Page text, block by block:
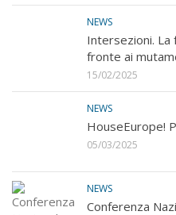
NEWS
Intersezioni. La
fronte ai
15/02/2025
NEWS
HouseEurope!
05/03/2025
NEWS
Conferenza